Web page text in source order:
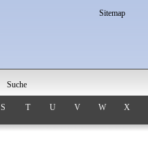
Sitemap
Suche
S T U V W X